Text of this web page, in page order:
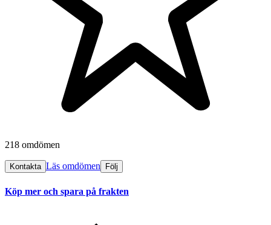
218 omdömen
Kontakta Läs omdömen Följ
Köp mer och spara på frakten